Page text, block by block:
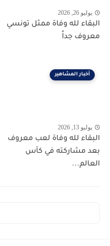
يوليو 26, 2026
البقاء لله وفاة ممثل تونسي
معروف جداً
أخبار المشاهير
يوليو 13, 2026
البقاء لله وفاة لعب معروف
بعد مشاركته في كأس
العالم...